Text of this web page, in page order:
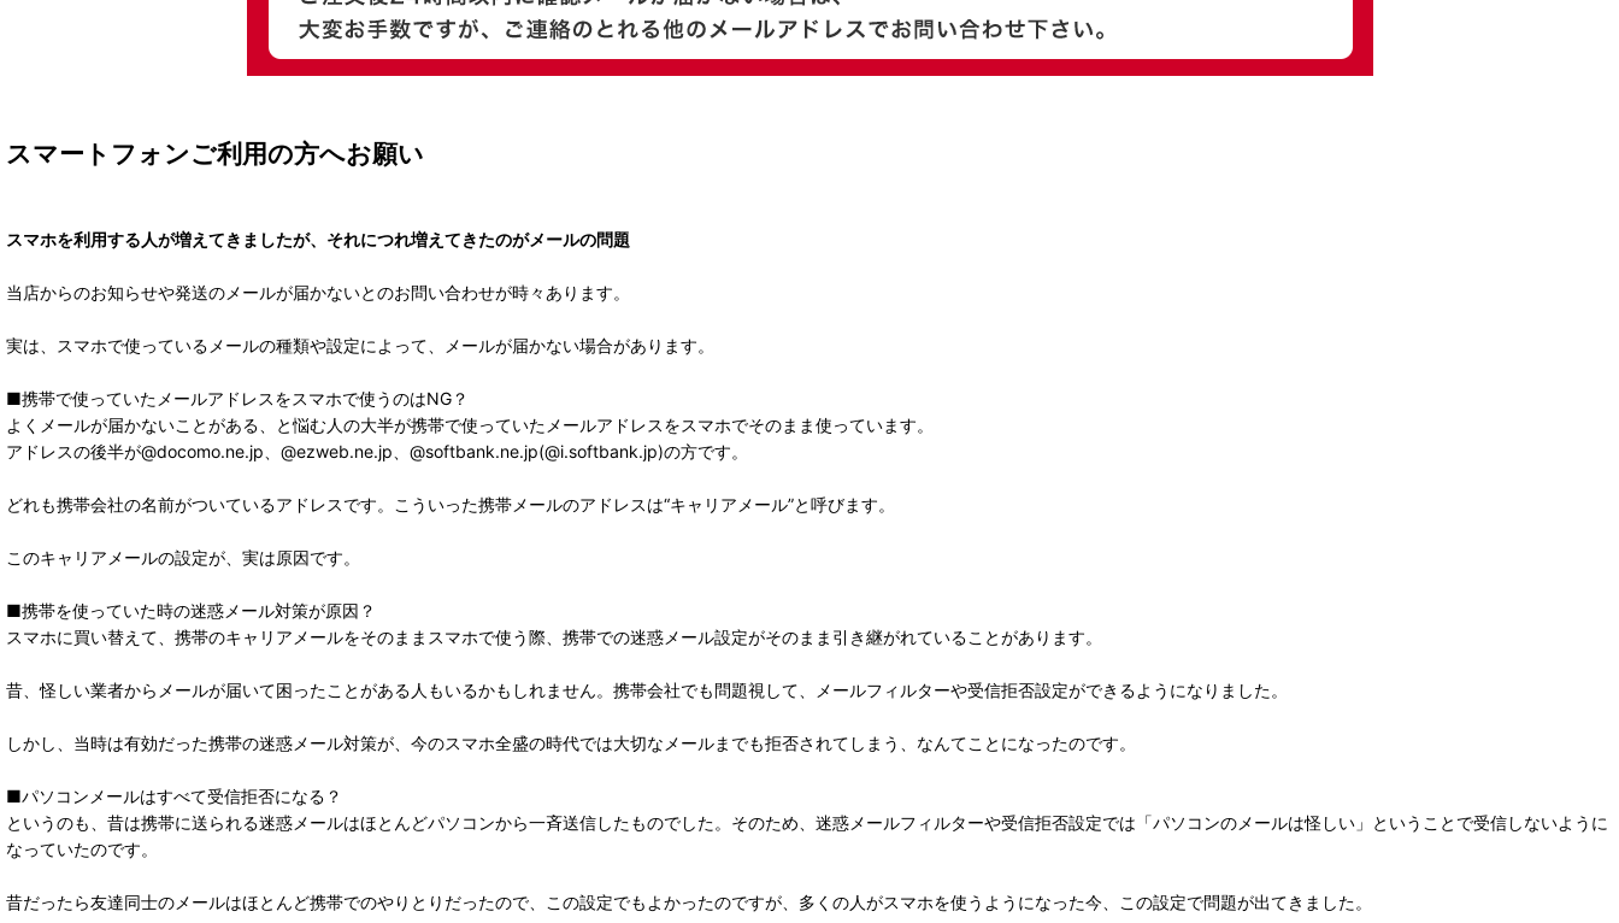
スマートフォンご利用の方へお願い
スマホを利用する人が増えてきましたが、それにつれ増えてきたのがメールの問題
当店からのお知らせや発送のメールが届かないとのお問い合わせが時々あります。
実は、スマホで使っているメールの種類や設定によって、メールが届かない場合があります。
■携帯で使っていたメールアドレスをスマホで使うのはNG？
よくメールが届かないことがある、と悩む人の大半が携帯で使っていたメールアドレスをスマホでそのまま使っています。
アドレスの後半が@docomo.ne.jp、@ezweb.ne.jp、@softbank.ne.jp(@i.softbank.jp)の方です。
どれも携帯会社の名前がついているアドレスです。こういった携帯メールのアドレスは“キャリアメール”と呼びます。
このキャリアメールの設定が、実は原因です。
■携帯を使っていた時の迷惑メール対策が原因？
スマホに買い替えて、携帯のキャリアメールをそのままスマホで使う際、携帯での迷惑メール設定がそのまま引き継がれていることがあります。
昔、怪しい業者からメールが届いて困ったことがある人もいるかもしれません。携帯会社でも問題視して、メールフィルターや受信拒否設定ができるようになりました。
しかし、当時は有効だった携帯の迷惑メール対策が、今のスマホ全盛の時代では大切なメールまでも拒否されてしまう、なんてことになったのです。
■パソコンメールはすべて受信拒否になる？
というのも、昔は携帯に送られる迷惑メールはほとんどパソコンから一斉送信したものでした。そのため、迷惑メールフィルターや受信拒否設定では「パソコンのメールは怪しい」ということで受信しないように
なっていたのです。
昔だったら友達同士のメールはほとんど携帯でのやりとりだったので、この設定でもよかったのですが、多くの人がスマホを使うようになった今、この設定で問題が出てきました。